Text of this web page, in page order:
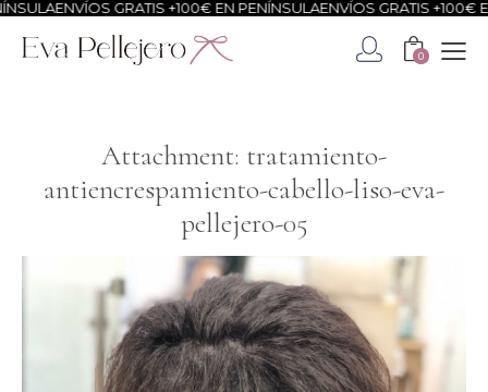
ENVÍOS GRATIS +100€ EN PENÍNSULAENVÍOS GRATIS +100€ EN
0
Attachment: tratamiento-
antiencrespamiento-cabello-liso-eva-
pellejero-05